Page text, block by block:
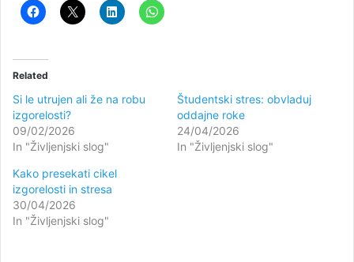
Related
Si le utrujen ali že na robu
izgorelosti?
09/02/2026
In "Življenjski slog"
Študentski stres: obvladuj
oddajne roke
24/04/2026
In "Življenjski slog"
Kako presekati cikel
izgorelosti in stresa
30/04/2026
In "Življenjski slog"